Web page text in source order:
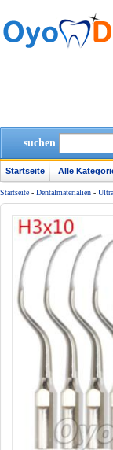
suchen
Startseite Alle
Startseite - Dentalmaterialien -